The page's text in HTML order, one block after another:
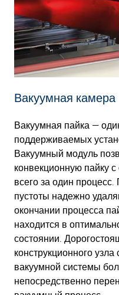
Вакуумная камера
Вакуумная пайка —
поддерживаемых
Вакуумный модуль
конвекционную пайку
всего за один
пустоты надежно
окончании процесса
находится в
состоянии.
конструкционного
вакуумной системы
непосредственно